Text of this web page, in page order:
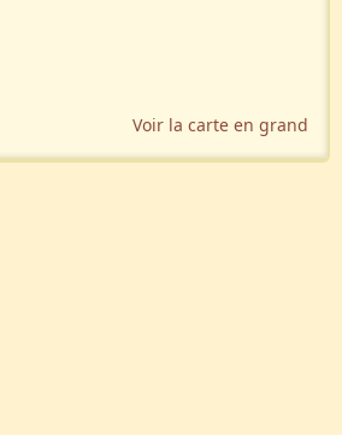
Voir la carte en grand